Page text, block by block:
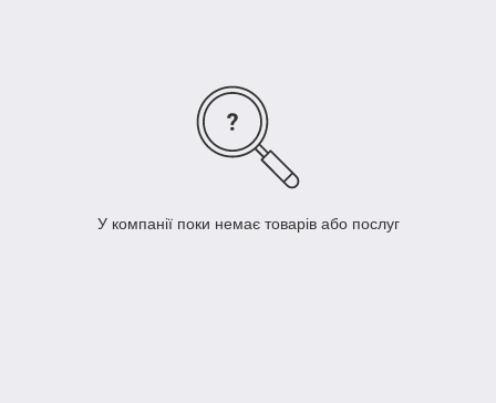
У компанії поки немає товарів або послуг